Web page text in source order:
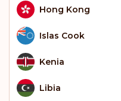
Hong Kong
Islas Cook
Kenia
Libia